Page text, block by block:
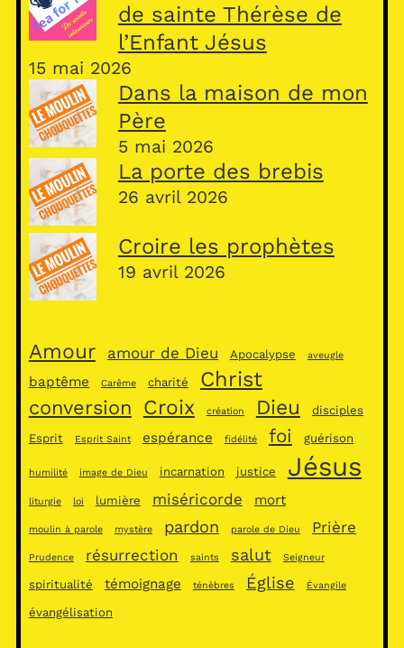
de sainte Thérèse de
l’Enfant Jésus
15 mai 2026
Dans la maison de mon
Père
5 mai 2026
La porte des brebis
26 avril 2026
Croire les prophètes
19 avril 2026
Amour amour de Dieu Apocalypse aveugle
baptême Carême charité Christ
conversion Croix création Dieu disciples
Esprit Esprit Saint espérance fidélité foi guérison
humilité image de Dieu incarnation justice Jésus
liturgie loi lumière miséricorde mort
moulin à parole mystère pardon parole de Dieu Prière
Prudence résurrection saints salut Seigneur
spiritualité témoignage ténèbres Église Évangile
évangélisation